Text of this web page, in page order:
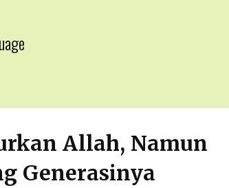
Allah, Namun
Generasinya